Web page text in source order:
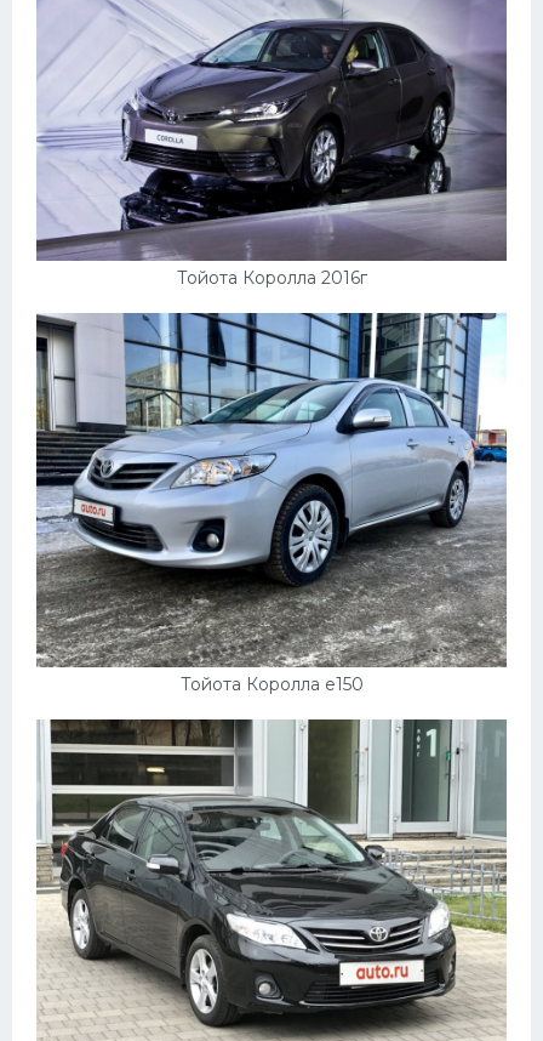
Тойота Королла 2016г
Тойота Королла e150